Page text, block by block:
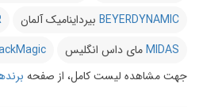
BEYERDYNAMIC بیرداینامیک آلمان
MIDASمای داس انگلیس
جهت مشاهده لیست کامل، از صفحه